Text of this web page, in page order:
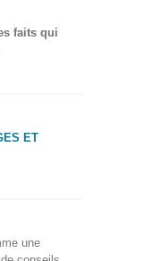
faits qui
ET
une